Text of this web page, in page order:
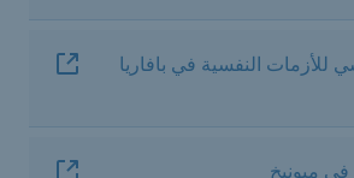
النفسية في بافاريا
ميونيخ